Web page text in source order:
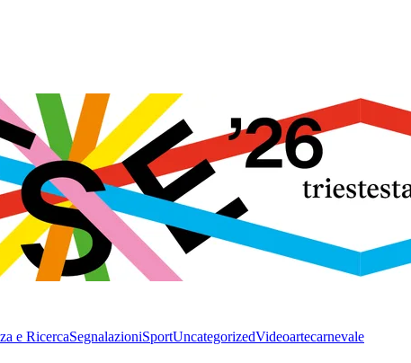
e RicercaSegnalazioniSportUncategorizedVideoartecarnevale